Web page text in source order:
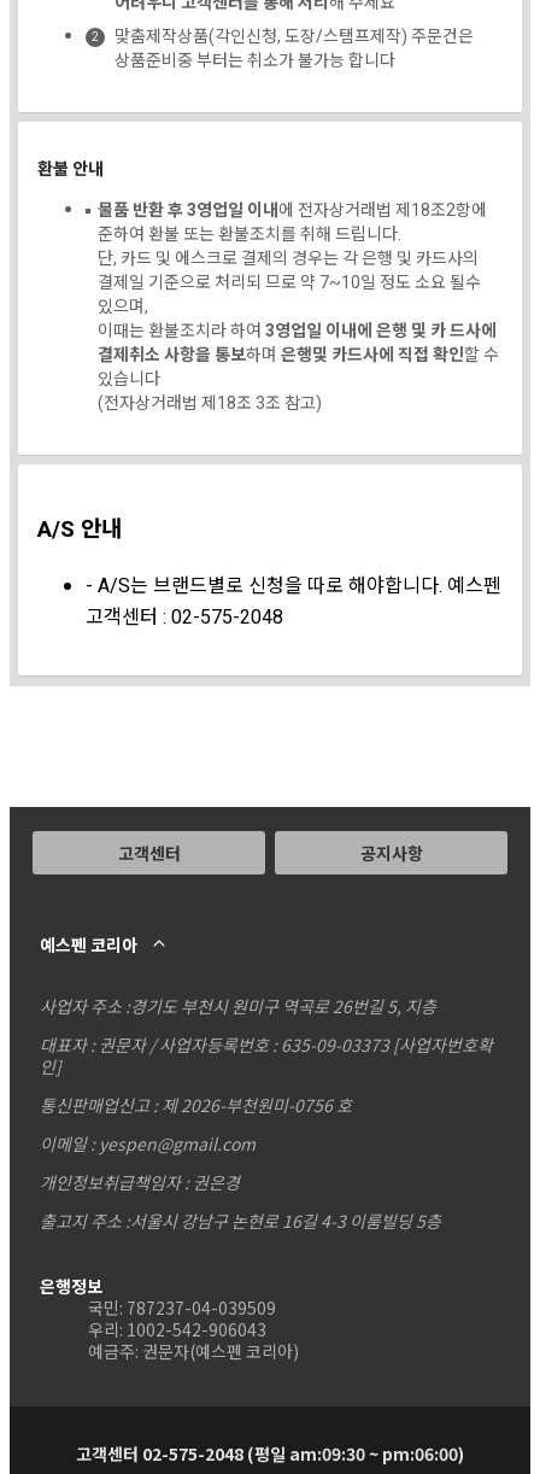
맞춤제작상품(각인신청, 도장/스탬프제작) 주문건은
상품준비중 부터는 취소가 불가능 합니다
환불 안내
물품 반환 후 3영업일 이내에 전자상거래법 제18조2항에
준하여 환불 또는 환불조치를 취해 드립니다.
단, 카드 및 에스크로 결제의 경우는 각 은행 및 카드사의
결제일 기준으로 처리되 므로 약 7~10일 정도 소요 될수
있으며,
이때는 환불조치라 하여3영업일 이내에 은행 및 카 드사에
결제취소 사항을 통보하며 은행및 카드사에 직접 확인할 수
있습니다
(전자상거래법 제18조 3조 참고)
A/S 안내
- A/S는 브랜드별로 신청을 따로 해야합니다. 예스펜
고객센터 : 02-575-2048
고객센터 공지사항
예스펜 코리아
사업자 주소 :경기도 부천시 원미구 역곡로 26번길 5, 지층
대표자 : 권문자 / 사업자등록번호 : 635-09-03373[사업자번호확
인]
통신판매업신고 : 제 2026-부천원미-0756 호
이메일 : yespen@gmail.com
개인정보취급책임자 : 권은경
출고지 주소 :서울시 강남구 논현로 16길 4-3 이룸빌딩 5층
은행정보
국민: 787237-04-039509
우리: 1002-542-906043
예금주: 권문자(예스펜 코리아)
고객센터 02-575-2048 (평일 am:09:30 ~ pm:06:00)